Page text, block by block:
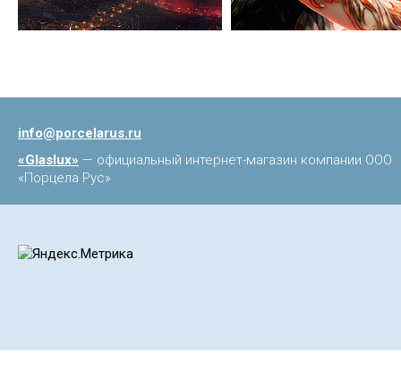
info@porcelarus.ru
«Glaslux» — официальный интернет-магазин компании ООО
«Порцела Рус»